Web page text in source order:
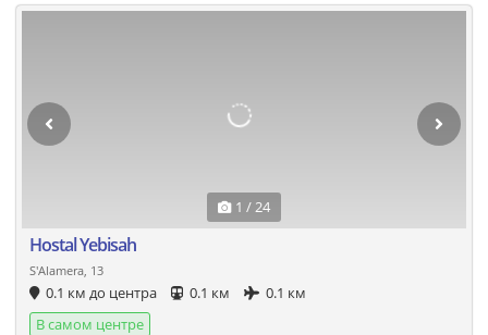
1 / 24
Hostal Yebisah
S'Alamera, 13
0.1 км до центра 0.1 км
0.1 км
В самом центре